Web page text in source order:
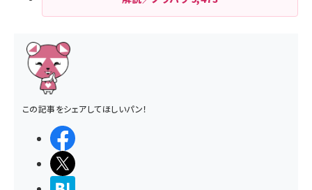
この記事をシェアしてほしいパン！